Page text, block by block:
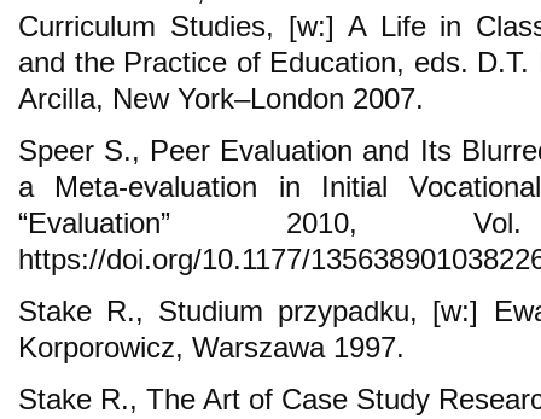
Curriculum Studies, [w:] A Life in
and the Practice of Education, eds.
Arcilla, New York–London 2007.
Speer S., Peer Evaluation and Its
a Meta-evaluation in Initial
“Evaluation” 2010,
https://doi.org/10.1177/
Stake R., Studium przypadku, [w:]
Korporowicz, Warszawa 1997.
Stake R., The Art of Case Study